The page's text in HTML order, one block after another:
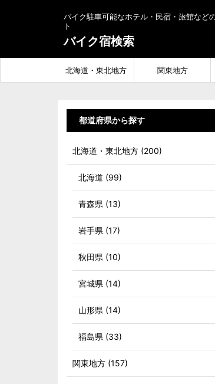
バイク駐車可能なホテル・民宿・旅館など
ト
バイク宿検索
北海道・東北地方 関東地方
都道府県から探す
北海道・東北地方 (200)
北海道 (99)
青森県 (13)
岩手県 (17)
秋田県 (10)
宮城県 (14)
山形県 (14)
福島県 (33)
関東地方 (157)